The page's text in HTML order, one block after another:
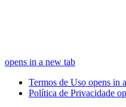
opens in a new tab
Termos de Uso opens in
Política de Privacidade